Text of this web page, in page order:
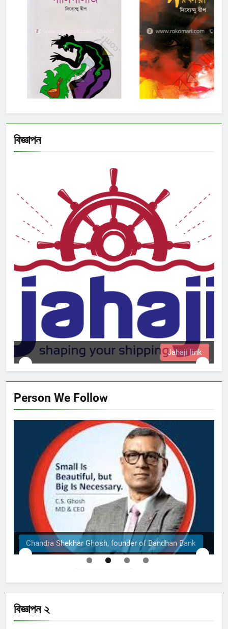
বিজ্ঞাপন
Jahaji link
Person We Follow
Chandra Shekhar Ghosh, founder of Bandhan Bank
বিজ্ঞাপন ২